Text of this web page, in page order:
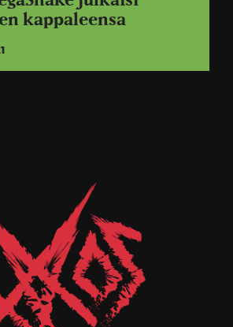
kappaleensa